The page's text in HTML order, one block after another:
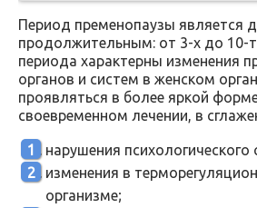
Период пременопаузы является
продолжительным: от 3-х до 10-
периода характерны изменения
органов и систем в женском
проявляться в более яркой
своевременном лечении, в
нарушения психологического
изменения в
организме;